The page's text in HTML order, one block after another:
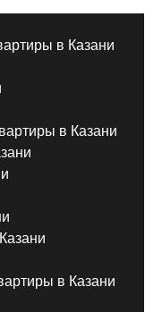
в Казани
в Казани
в Казани